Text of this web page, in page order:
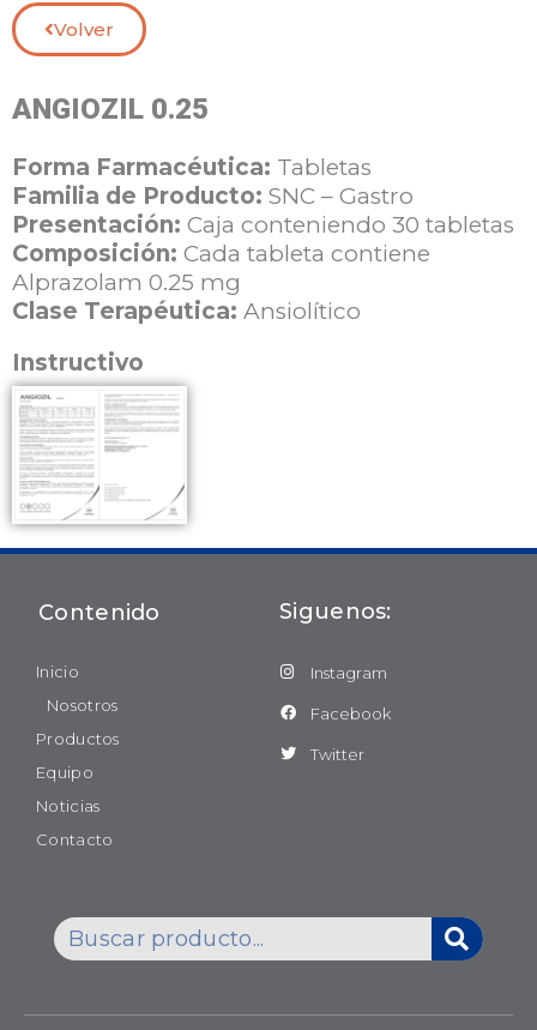
Volver
ANGIOZIL 0.25
Forma Farmacéutica: Tabletas
Familia de Producto: SNC – Gastro
Presentación: Caja conteniendo 30 tabletas
Composición: Cada tableta contiene
Alprazolam 0.25 mg
Clase Terapéutica: Ansiolítico
Instructivo
Contenido
Inicio
Nosotros
Productos
Equipo
Noticias
Contacto
Siguenos:
Instagram
Facebook
Twitter